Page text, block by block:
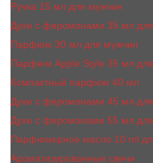
Ручка 15 мл для мужчин
Духи с феромонами 35 мл
Парфюм 30 мл для мужчин
Парфюм Apple Style 35 мл
Компактный парфюм 40 мл
Духи с феромонами 45 мл
Духи с феромонами 55 мл
Парфюмерное масло 10 ml
Ароматизированные свечи